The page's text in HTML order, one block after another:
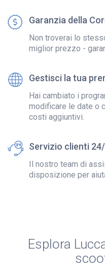
Garanzia della
Non troverai lo
miglior prezzo -
Gestisci la tua
Hai cambiato i
modificare le date o
costi aggiuntivi.
Servizio clienti
Il nostro team di
disposizione per
Esplora